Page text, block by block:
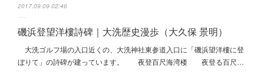
2017.09.09 02:46
磯浜登望洋樓詩碑｜大洗歴史漫歩（大久保 景明）
大洗ゴルフ場の入口近くの、大洗神社東参道入口に「磯浜望洋樓に登
ぼりて」の詩碑が建っています。 夜登百尺海湾楼 夜登る百尺…